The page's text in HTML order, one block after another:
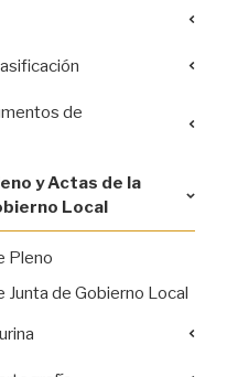
de
y Actas de la
Local
Pleno
Junta de Gobierno Local